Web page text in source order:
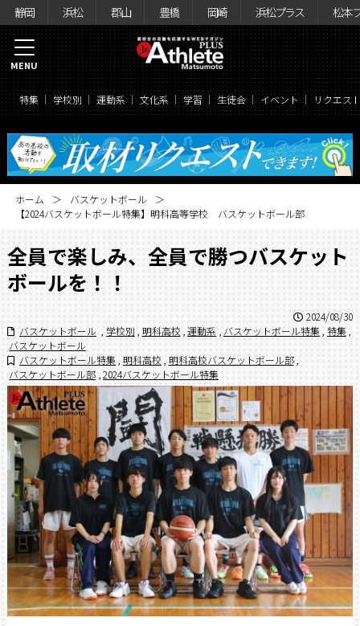
静岡 浜松 郡山 豊橋 岡崎 浜松プラス 松本
特集 学校別 運動系 文化系 学習 生徒会 イベント リクエス
MENU
ホーム
バスケットボール
【2024バスケットボール特集】明科高等学校 バスケットボール部
全員で楽しみ、全員で勝つバスケット
ボールを！！
2024/08/30
バスケットボール
学校別 , 明科高校 運動系 バスケットボール特集 , 特集
バスケットボール
バスケットボール特集 明科高校 明科高校バスケットボール部
バスケットボール部 2024バスケットボール特集